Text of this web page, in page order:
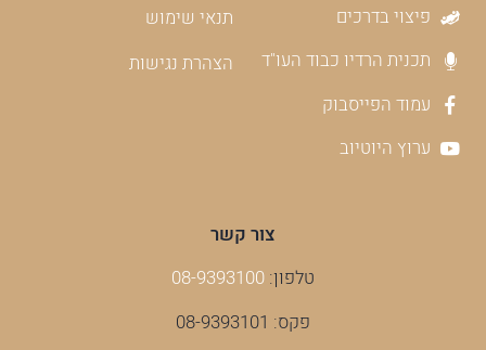
פיצוי בדרכים
תכנית הרדיו כבוד העו"ד
עמוד הפייסבוק
ערוץ היוטיוב
תנאי שימוש
הצהרת נגישות
צור קשר
טלפון: 08-9393100
פקס: 08-9393101